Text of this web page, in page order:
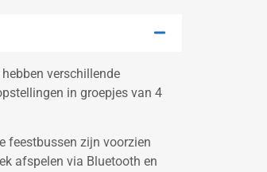
verschillende
in groepjes van 4
feestbussen zijn voorzien
afspelen via Bluetooth en